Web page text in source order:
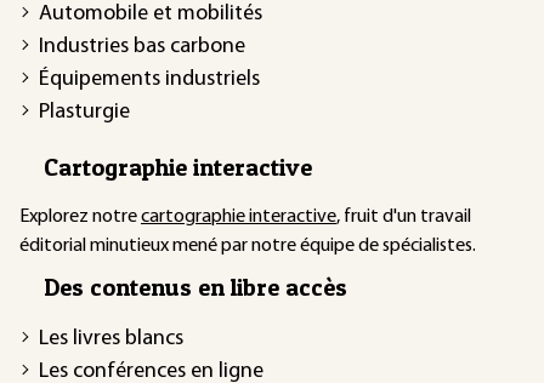
Automobile et mobilités
Industries bas carbone
Équipements industriels
Plasturgie
Cartographie interactive
Explorez notrecartographie interactive, fruit d'un travail
éditorial minutieux mené par notre équipe de spécialistes.
Des contenus en libre accès
Les livres blancs
Les conférences en ligne